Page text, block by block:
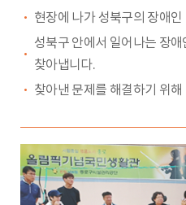
현장에 나가 성북구의 장애
성북구 안에서 일어나는 장
찾아냅니다.
찾아낸 문제를 해결하기 위